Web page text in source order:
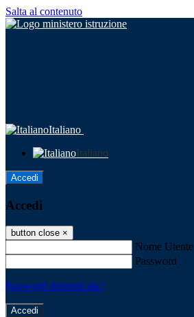
Salta al contenuto
Italiano
Italiano
Accedi
Accedi
button close ×
Nome Utente
Password
Password dimenticata?